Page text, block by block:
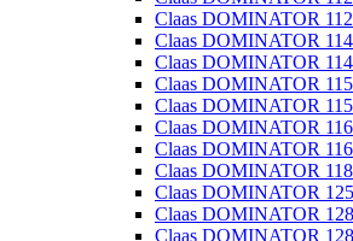
Claas DOMINATOR
Claas DOMINATOR 114
Claas DOMINATOR
Claas DOMINATOR 115
Claas DOMINATOR
Claas DOMINATOR 116
Claas DOMINATOR
Claas DOMINATOR 118
Claas DOMINATOR 125
Claas DOMINATOR 128
Claas DOMINATOR